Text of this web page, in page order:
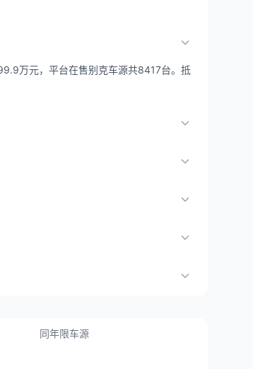
万元，平台在售别克车源共8417台。抵
同年限车源